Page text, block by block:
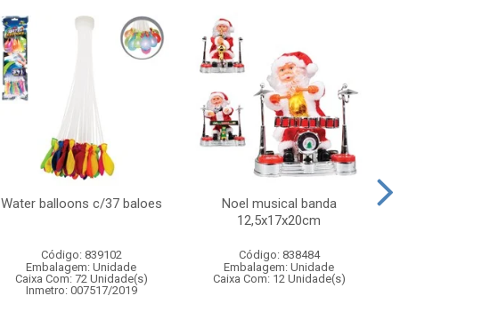
Water balloons c/37 baloes
Código: 839102
Embalagem: Unidade
Caixa Com: 72 Unidade(s)
Inmetro: 007517/2019
Noel musical banda
12,5x17x20cm
Código: 838484
Embalagem: Unidade
Caixa Com: 12 Unidade(s)